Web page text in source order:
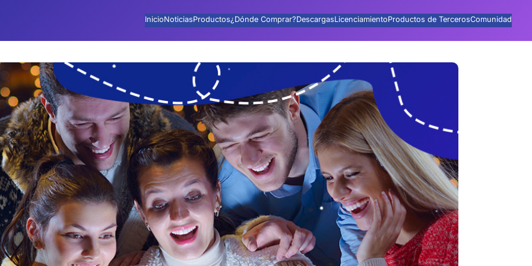
InicioNoticiasProductos¿Dónde Comprar?DescargasLicenciamientoProductos de TercerosComunidad